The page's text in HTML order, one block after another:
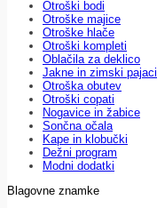
Otroški bodi
Otroške majice
Otroške hlače
Otroški kompleti
Oblačila za deklico
Jakne in zimski pajaci
Otroška obutev
Otroški copati
Nogavice in žabice
Sončna očala
Kape in klobučki
Dežni program
Modni dodatki
Blagovne znamke